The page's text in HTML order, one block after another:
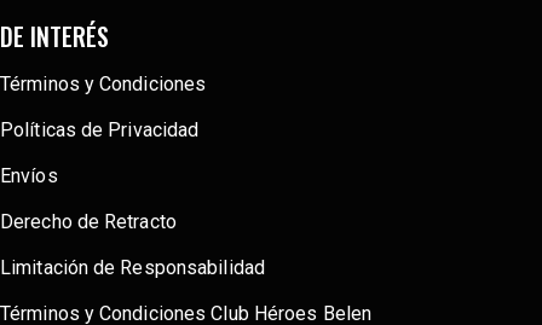
DE INTERÉS
Términos y Condiciones
Políticas de Privacidad
Envíos
Derecho de Retracto
Limitación de Responsabilidad
Términos y Condiciones Club Héroes Belen